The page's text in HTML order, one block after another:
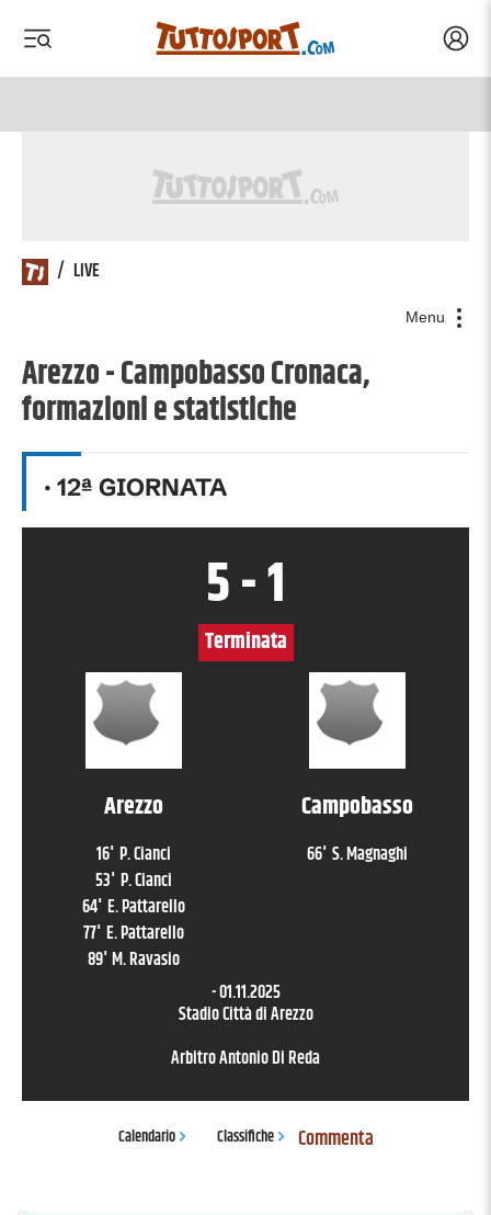
/ LIVE
Menu
Arezzo - Campobasso Cronaca,
formazioni e statistiche
· 12ª GIORNATA
Arezzo
16' P. Cianci
53' P. Cianci
64' E. Pattarello
77' E. Pattarello
89' M. Ravasio
Campobasso
66' S. Magnaghi
5-1
Terminata
-01.11.2025
Stadio Città di Arezzo
ArbitroAntonio Di Reda
Calendario Classifiche Commenta